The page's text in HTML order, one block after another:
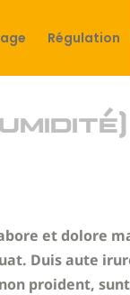
Régulation
et dolore
Duis aute
proident,